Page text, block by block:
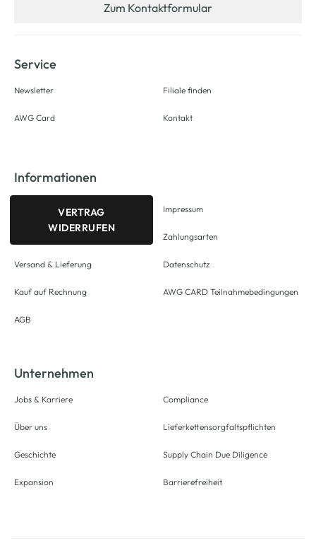
Zum Kontaktformular
Service
Newsletter
AWG Card
Filiale finden
Kontakt
Informationen
VERTRAG
WIDERRUFEN
Versand & Lieferung
Kauf auf Rechnung
AGB
Impressum
Zahlungsarten
Datenschutz
AWG CARD Teilnahmebedingungen
Unternehmen
Jobs & Karriere
Über uns
Geschichte
Expansion
Compliance
Lieferkettensorgfaltspflichten
Supply Chain Due Diligence
Barrierefreiheit